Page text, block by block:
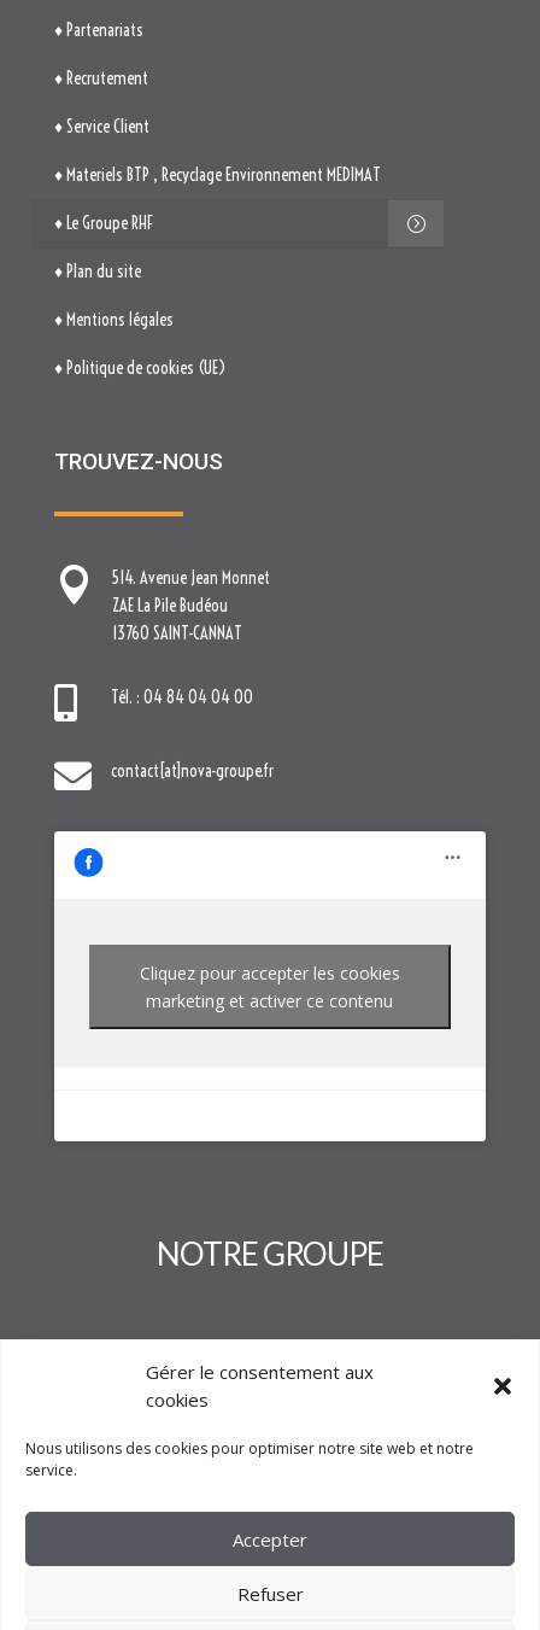
Gérer le consentement aux
cookies
Nous utilisons des cookies pour optimiser notre site web et notre
service.
Accepter
Refuser
♦ Partenariats
♦ Recrutement
♦ Service Client
♦ Materiels BTP , Recyclage Environnement MEDIMAT
♦ Le Groupe RHF
♦ Plan du site
♦ Mentions légales
♦ Politique de cookies (UE)
TROUVEZ-NOUS

514. Avenue Jean Monnet
ZAE La Pile Budéou
13760 SAINT-CANNAT
 Tél. : 04 84 04 04 00
 contact[at]nova-groupe.fr
Cliquez pour accepter les cookies
marketing et activer ce contenu
NOTRE GROUPE